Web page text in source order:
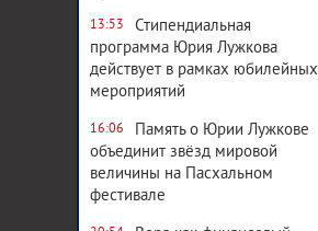
13:53
Стипендиальная
программа Юрия Лужкова
действует в рамках юбилейных
мероприятий
16:06
Память о Юрии Лужкове
объединит звёзд мировой
величины на Пасхальном
фестивале